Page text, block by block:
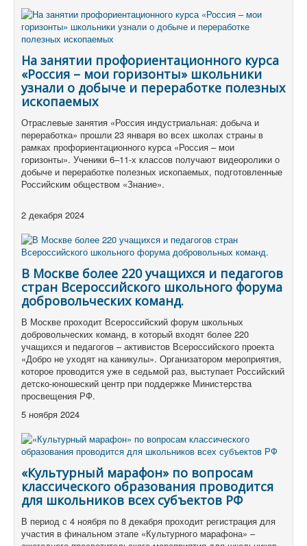
На занятии профориентационного курса
«Россия – мои горизонты» школьники
узнали о добыче и переработке полезных
ископаемых
Отраслевые занятия «Россия индустриальная: добыча и
переработка» прошли 23 января во всех школах страны в
рамках профориентационного курса «Россия – мои
горизонты». Ученики 6–11-х классов получают видеоролики о
добыче и переработке полезных ископаемых, подготовленные
Российским обществом «Знание».
2 декабря 2024
В Москве более 220 учащихся и педагогов
стран Всероссийского школьного форума
добровольческих команд.
В Москве проходит Всероссийский форум школьных
добровольческих команд, в который входят более 220
учащихся и педагогов – активистов Всероссийского проекта
«Добро не уходят на каникулы». Организатором мероприятия,
которое проводится уже в седьмой раз, выступает Российский
детско-юношеский центр при поддержке Министерства
просвещения РФ.
5 ноября 2024
«Культурный марафон» по вопросам
классического образования проводится
для школьников всех субъектов РФ
В период с 4 ноября по 8 декабря проходит регистрация для
участия в финальном этапе «Культурного марафона» –